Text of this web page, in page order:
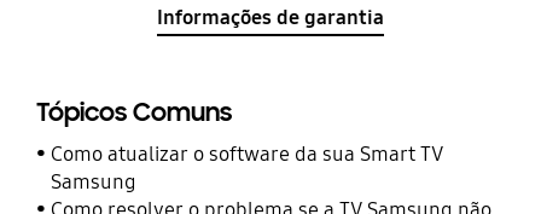
Informações de garantia
Tópicos Comuns
Como atualizar o software da sua Smart TV
Samsung